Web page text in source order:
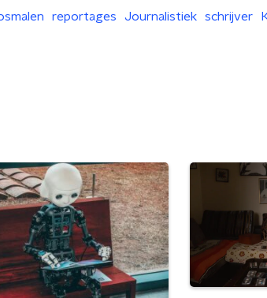
reportages Journalistiek schrijver